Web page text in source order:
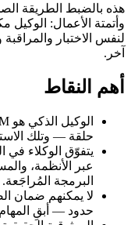
هذه بالضبط الطريقة
وأتمتة الأعمال:
لنفس الاختبار
آخر.
أهم النقاط
حلقة — وتلك
يتفوّق الوكلاء في
عبر الأنظمة،
البرمجة المُراجَعة.
لا يمكنهم ضمان
حدود — أبقِ